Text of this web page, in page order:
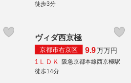
徒歩3分
ヴィダ西京極
京都市右京区 9.9万万円
1ＬＤＫ
阪急京都本線西京極駅
徒歩14分